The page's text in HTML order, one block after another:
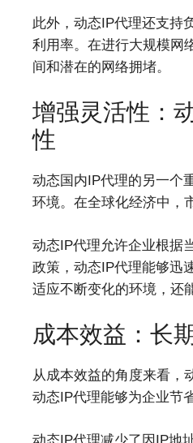
此外，动态IP代理还支持
利用率。在进行大规模网
间和潜在的网络拥堵。
增强灵活性：
性
动态国内IP代理的另一个
环境。在全球化经济中，
动态IP代理允许企业根据
政策，动态IP代理能够迅
适应不断变化的环境，还
成本效益：长
从成本效益的角度来看，
动态IP代理能够为企业节